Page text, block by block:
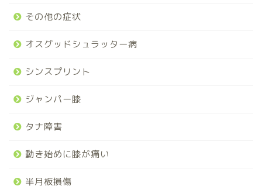
その他の症状
オスグッドシュラッター病
シンスプリント
ジャンパー膝
タナ障害
動き始めに膝が痛い
半月板損傷